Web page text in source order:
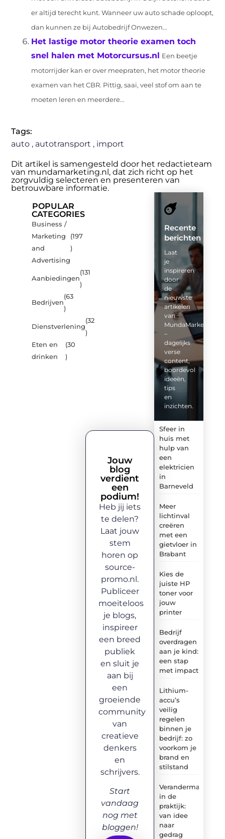
er altijd terecht kunt. Wanneer uw auto schade oploopt,
dan kunnen ze bij Autobedrijf Onwezen...
Het lastige motor theorie examen toch
snel halen met Motorcursus.nl Een beetje
motorrijder kan er over meepraten, het motor theorie
examen van het CBR. Pittig, saai, veel stof om aan te
moeten leren en meerdere...
Tags:
auto , autotransport , import
Dit artikel is samengesteld door het redactieteam
van mundamarketing.nl, dat zich richt op het
zorgvuldig selecteren en presenteren van
betrouwbare informatie.
POPULAR
CATEGORIES
Business /
Marketing
and
Advertising
(197
)
Aanbiedingen
(131
)
Bedrijven
(63
)
Dienstverlening
(32
)
Eten en
drinken
(30
)
Recente
berichten
Laat
je
inspireren
door
de
nieuwste
artikelen
van
MundaMarketing.nl
–
dagelijks
verse
content,
boordevol
ideeën,
tips
en
inzichten.
Sfeer in
huis met
hulp van
een
elektricien
in
Barneveld
Meer
lichtinval
creëren
met een
gietvloer in
Brabant
Kies de
juiste HP
toner voor
jouw
printer
Bedrijf
overdragen
aan je kind:
een stap
met impact
Lithium-
accu’s
veilig
regelen
binnen je
bedrijf: zo
voorkom je
brand en
stilstand
in de
praktijk:
van idee
naar
gedrag
Jouw
blog
verdient
een
podium!
Heb jij iets
te delen?
Laat jouw
stem
horen op
source-
promo.nl.
Publiceer
moeiteloos
je blogs,
inspireer
een breed
publiek
en sluit je
aan bij
een
groeiende
community
van
creatieve
denkers
en
schrijvers.
Start
vandaag
nog met
bloggen!